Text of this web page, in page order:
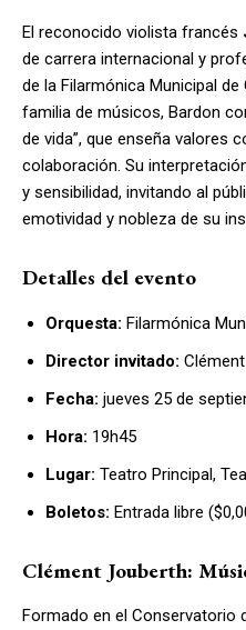
El reconocido violista francés
de carrera internacional y
de la Filarmónica Municipal de
familia de músicos, Bardon
de vida”, que enseña valores
colaboración. Su
y sensibilidad, invitando al
emotividad y nobleza de su
Detalles del evento
Orquesta: Filarmónica
Director invitado:
Fecha: jueves 25 de
Hora: 19h45
Lugar: Teatro Principal,
Boletos: Entrada libre
Clément Jouberth:
Formado en el Conservatorio